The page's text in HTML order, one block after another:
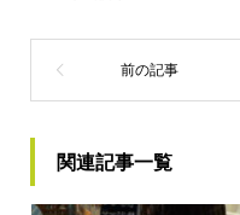
関連記事一覧